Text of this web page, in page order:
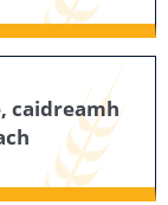
caidreamh